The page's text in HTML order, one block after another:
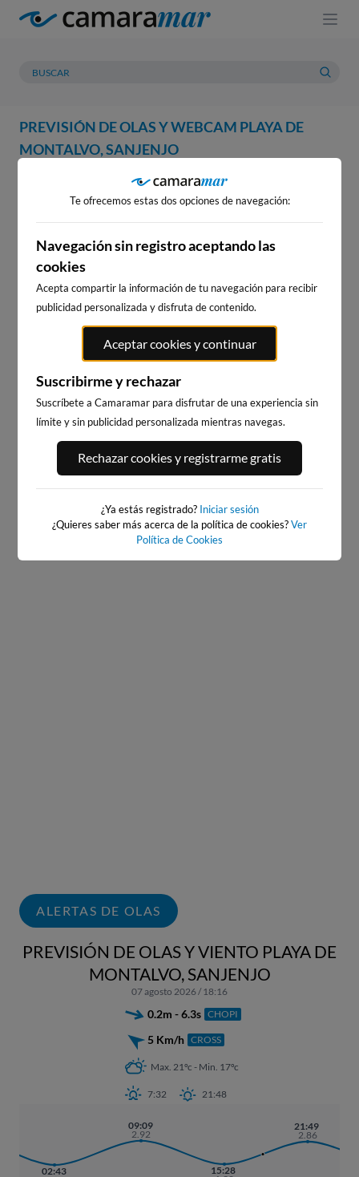
PREVISIÓN DE OLAS Y WEBCAM PLAYA DE
MONTALVO, SANJENJO
PREVISIÓN METEOROLOGÍA
WEBCAM PLAYA DE
MONTALVO, SANJENJO
WEBCAMS CERCANAS
PLAYA DE LA LANZADA
5km · Sanxenxo
PLAYA DE LA LANZADA SUR
0.1 m PLATO
ALERTAS DE OLAS
PREVISIÓN DE OLAS Y VIENTO PLAYA DE
MONTALVO, SANJENJO
07 agosto 2026 / 18:16
0.2m - 6.3s CHOPI
5 Km/h CROSS
Max. 21ºc - Min. 17ºc
7:32 21:48
02:43
09:09
2.92
15:28
21:49
2.86
Te ofrecemos estas dos opciones de navegación:
Navegación sin registro aceptando las
cookies
Acepta compartir la información de tu navegación para recibir
publicidad personalizada y disfruta de contenido.
Aceptar cookies y continuar
Suscribirme y rechazar
Suscríbete a Camaramar para disfrutar de una experiencia sin
límite y sin publicidad personalizada mientras navegas.
Rechazar cookies y registrarme gratis
¿Ya estás registrado? Iniciar sesión
¿Quieres saber más acerca de la política de cookies?Ver
Política de Cookies